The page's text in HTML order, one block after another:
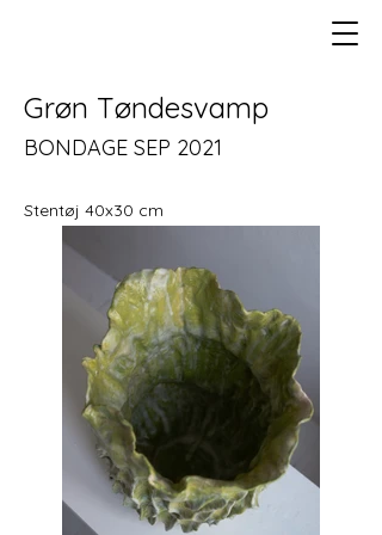
Grøn Tøndesvamp
BONDAGE SEP 2021
Stentøj 40x30 cm